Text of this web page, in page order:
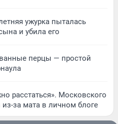
ужурка пыталась
и убила его
перцы — простой
расстаться». Московского
за мата в личном блоге